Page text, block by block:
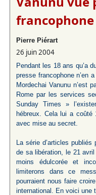
francophone
Pierre Piérart
26 juin 2004
Pendant les 18 ans qu’a
presse francophone n’en
Mordechai Vanunu n’est
Rome par les services
Sunday Times »
hébreux. Cela lui a coûté
avec mise au secret.
La série d’articles
de sa libération, le 21
moins édulcorée et
limiterons dans ce
pourraient nous faire
international. En voici une